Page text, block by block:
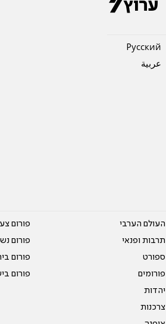
Pусский
عربية
העולם הערבי
תרבות ופנאי
ספורט
פורומים
יהדות
צרכנות
פורום
פורום
פורום
פורום